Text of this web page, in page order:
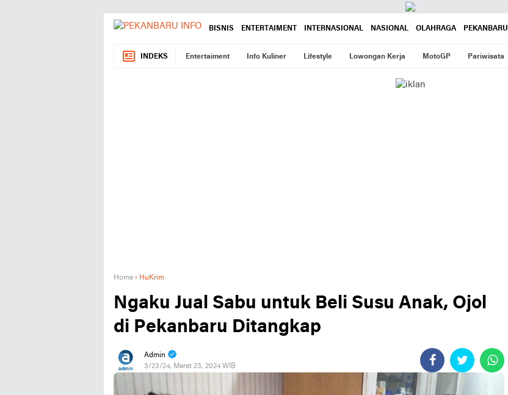
BISNIS ENTERTAIMENT INTERNASIONAL NASIONAL OLAHRAGA PEKANBARU
INDEKS Entertaiment Info Kuliner Lifestyle Lowongan Kerja MotoGP Pariwisata
Home › HuKrim
Ngaku Jual Sabu untuk Beli Susu Anak, Ojol
di Pekanbaru Ditangkap
Admin
3/23/24, Maret 23, 2024 WIB